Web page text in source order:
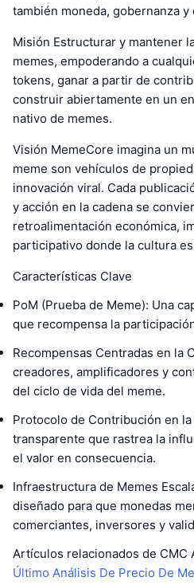
también moneda, gobernanza
Misión Estructurar y mantener
memes, empoderando a
tokens, ganar a partir de
construir abiertamente en un
nativo de memes.
Visión MemeCore imagina un
meme son vehículos de
innovación viral. Cada
y acción en la cadena se
retroalimentación económica,
participativo donde la cultura
Características Clave
PoM (Prueba de Meme): Una
que recompensa la
Recompensas Centradas en la
creadores, amplificadores y
del ciclo de vida del meme.
Protocolo de Contribución en
transparente que rastrea la
el valor en consecuencia.
Infraestructura de Memes
diseñado para que monedas
comerciantes, inversores y
Artículos relacionados de CMC
Último Análisis De Precio De